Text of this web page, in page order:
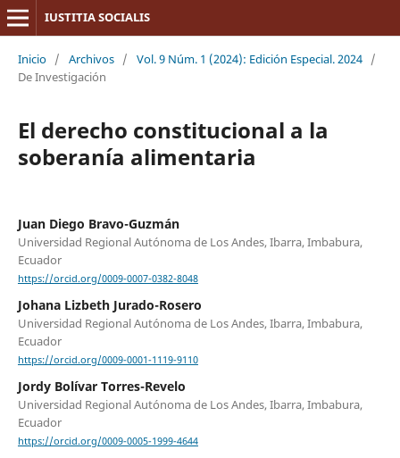
IUSTITIA SOCIALIS
Inicio / Archivos / Vol. 9 Núm. 1 (2024): Edición Especial. 2024 /
De Investigación
El derecho constitucional a la
soberanía alimentaria
Juan Diego Bravo-Guzmán
Universidad Regional Autónoma de Los Andes, Ibarra, Imbabura,
Ecuador
https://orcid.org/0009-0007-0382-8048
Johana Lizbeth Jurado-Rosero
Universidad Regional Autónoma de Los Andes, Ibarra, Imbabura,
Ecuador
https://orcid.org/0009-0001-1119-9110
Jordy Bolívar Torres-Revelo
Universidad Regional Autónoma de Los Andes, Ibarra, Imbabura,
Ecuador
https://orcid.org/0009-0005-1999-4644